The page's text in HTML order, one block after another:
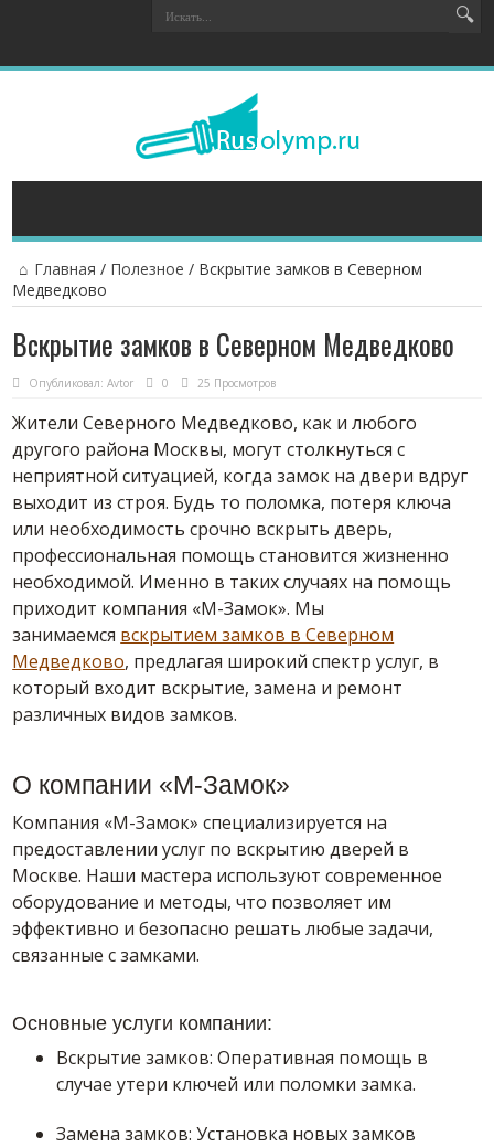
Главная / Полезное / Вскрытие замков в Северном
Медведково
Вскрытие замков в Северном Медведково
Опубликовал:Avtor 0 25 Просмотров
Жители Северного Медведково, как и любого
другого района Москвы, могут столкнуться с
неприятной ситуацией, когда замок на двери вдруг
выходит из строя. Будь то поломка, потеря ключа
или необходимость срочно вскрыть дверь,
профессиональная помощь становится жизненно
необходимой. Именно в таких случаях на помощь
приходит компания «М-Замок». Мы
занимаемся вскрытием замков в Северном
Медведково, предлагая широкий спектр услуг, в
который входит вскрытие, замена и ремонт
различных видов замков.
О компании «М-Замок»
Компания «М-Замок» специализируется на
предоставлении услуг по вскрытию дверей в
Москве. Наши мастера используют современное
оборудование и методы, что позволяет им
эффективно и безопасно решать любые задачи,
связанные с замками.
Основные услуги компании:
Вскрытие замков: Оперативная помощь в
случае утери ключей или поломки замка.
Замена замков: Установка новых замков